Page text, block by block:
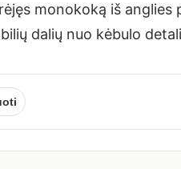
monokoką iš anglies
dalių nuo kėbulo